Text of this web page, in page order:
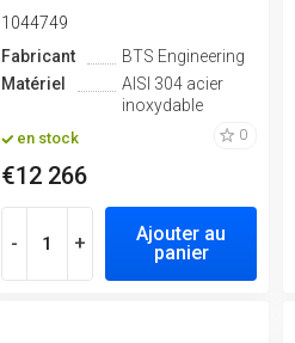
1044749
Fabricant
BTS Engineering
Matériel
AISI 304 acier
inoxydable
en stock 0
€12 266
- +
Ajouter au
panier